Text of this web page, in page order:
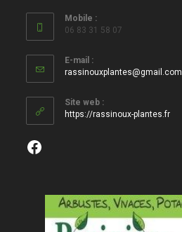
Mobile :
06 83 31 58 07
E-mail :
rassinouxplantes@gmail.com
Site web :
https://rassinoux-plantes.fr
Facebook